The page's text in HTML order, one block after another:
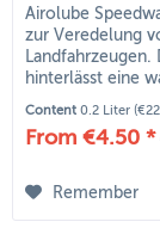
Airolube
zur Veredelung
hinterlässt eine
Content0.2 Liter
From €4.50 *
Remember